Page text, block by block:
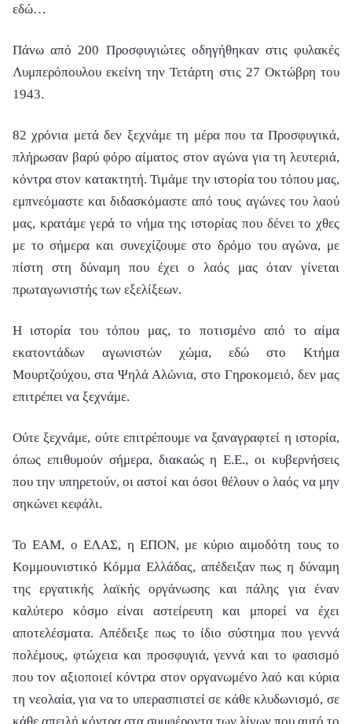
εδώ…
Πάνω από 200 Προσφυγιώτες οδηγήθηκαν στις φυλακές
Λυμπερόπουλου εκείνη την Τετάρτη στις 27 Οκτώβρη του
1943.
82 χρόνια μετά δεν ξεχνάμε τη μέρα που τα Προσφυγικά,
πλήρωσαν βαρύ φόρο αίματος στον αγώνα για τη λευτεριά,
κόντρα στον κατακτητή. Τιμάμε την ιστορία του τόπου μας,
εμπνεόμαστε και διδασκόμαστε από τους αγώνες του λαού
μας, κρατάμε γερά το νήμα της ιστορίας που δένει το χθες
με το σήμερα και συνεχίζουμε στο δρόμο του αγώνα, με
πίστη στη δύναμη που έχει ο λαός μας όταν γίνεται
πρωταγωνιστής των εξελίξεων.
Η ιστορία του τόπου μας, το ποτισμένο από το αίμα
εκατοντάδων αγωνιστών χώμα, εδώ στο Κτήμα
Μουρτζούχου, στα Ψηλά Αλώνια, στο Γηροκομειό, δεν μας
επιτρέπει να ξεχνάμε.
Ούτε ξεχνάμε, ούτε επιτρέπουμε να ξαναγραφτεί η ιστορία,
όπως επιθυμούν σήμερα, διακαώς η Ε.Ε., οι κυβερνήσεις
που την υπηρετούν, οι αστοί και όσοι θέλουν ο λαός να μην
σηκώνει κεφάλι.
Το ΕΑΜ, ο ΕΛΑΣ, η ΕΠΟΝ, με κύριο αιμοδότη τους το
Κομμουνιστικό Κόμμα Ελλάδας, απέδειξαν πως η δύναμη
της εργατικής λαϊκής οργάνωσης και πάλης για έναν
καλύτερο κόσμο είναι αστείρευτη και μπορεί να έχει
αποτελέσματα. Απέδειξε πως το ίδιο σύστημα που γεννά
πολέμους, φτώχεια και προσφυγιά, γεννά και το φασισμό
που τον αξιοποιεί κόντρα στον οργανωμένο λαό και κύρια
τη νεολαία, για να το υπερασπιστεί σε κάθε κλυδωνισμό, σε